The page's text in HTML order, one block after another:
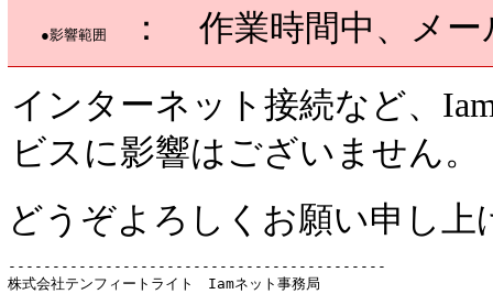
●影響範囲
： 作業時間中、メ
インターネット接続など、
ビスに影響はございません。
どうぞよろしくお願い申し上
-------------------------------------------
株式会社テンフィートライト　Iamネット事務局